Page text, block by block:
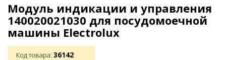
Модуль индикации и управления
140020021030 для посудомоечной
машины Electrolux
Код товара: 36142